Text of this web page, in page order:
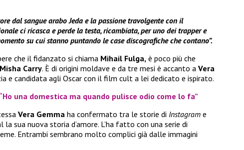
dal sangue arabo Jeda e la passione travolgente con il
ci ricasca e perde la testa, ricambiata, per uno dei trapper e
su cui stanno puntando le case discografiche che contano”.
che il fidanzato si chiama Mihail Fulga, è poco più che
Misha Carry. È di origini moldave e da tre mesi è accanto a Vera
e candidata agli Oscar con il film cult a lei dedicato e ispirato.
una domestica ma quando pulisce odio come lo fa”
Vera Gemma ha confermato tra le storie di Instagram e
la sua nuova storia d’amore. L’ha fatto con una serie di
Entrambi sembrano molto complici già dalle immagini